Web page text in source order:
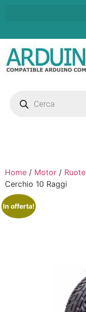
Home / Motor / Ruote
Cerchio 10 Raggi
In offerta!